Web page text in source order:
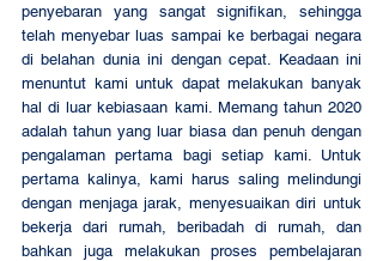
penyebaran yang sangat signifikan, sehingga
telah menyebar luas sampai ke berbagai negara
di belahan dunia ini dengan cepat. Keadaan ini
menuntut kami untuk dapat melakukan banyak
hal di luar kebiasaan kami. Memang tahun 2020
adalah tahun yang luar biasa dan penuh dengan
pengalaman pertama bagi setiap kami. Untuk
pertama kalinya, kami harus saling melindungi
dengan menjaga jarak, menyesuaikan diri untuk
bekerja dari rumah, beribadah di rumah, dan
bahkan juga melakukan proses pembelajaran